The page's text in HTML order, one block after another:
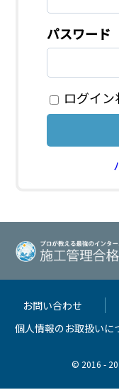
パスワード
ログイ
お問い合わせ
個人情報のお取扱いに
© 2016 -